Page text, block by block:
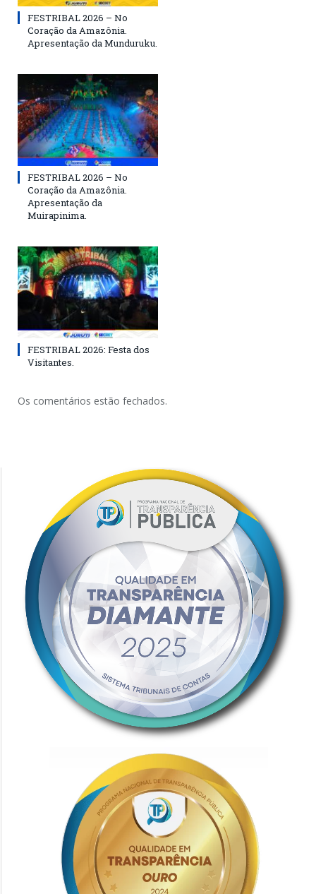
FESTRIBAL 2026 – No
Coração da Amazônia.
Apresentação da Munduruku.
FESTRIBAL 2026 – No
Coração da Amazônia.
Apresentação da
Muirapinima.
FESTRIBAL 2026: Festa dos
Visitantes.
Os comentários estão fechados.